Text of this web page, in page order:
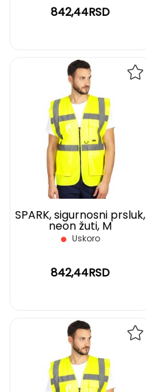
842,44RSD
SPARK, sigurnosni prsluk,
neon žuti, M
Uskoro
842,44RSD